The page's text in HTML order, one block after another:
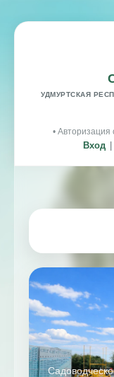
УДМУРТСКАЯ
• Авторизация
Вход